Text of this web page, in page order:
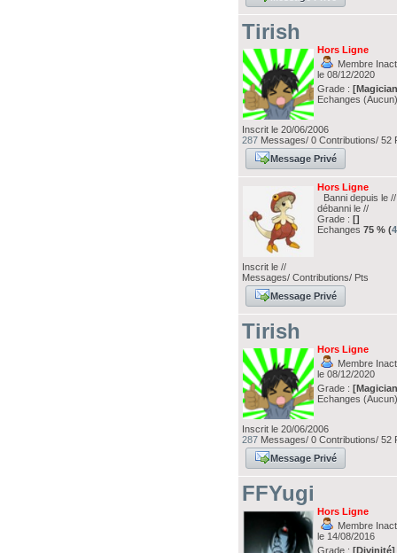
Tirish
Hors Ligne
Membre
le 08/12/2020
Grade :
Echanges
Inscrit le 20/06/2006
287 Messages/ 0 Contributions/ 52
Message Privé
Hors Ligne
Banni depuis le
débanni le //
Grade :[]
Echanges75 % (4
Inscrit le //
Messages/ Contributions/ Pts
Message Privé
Tirish
Hors Ligne
Membre
le 08/12/2020
Grade :
Echanges
Inscrit le 20/06/2006
287 Messages/ 0 Contributions/ 52
Message Privé
FFYugi
Hors Ligne
Membre
le 14/08/2016
Grade :[Divinité]